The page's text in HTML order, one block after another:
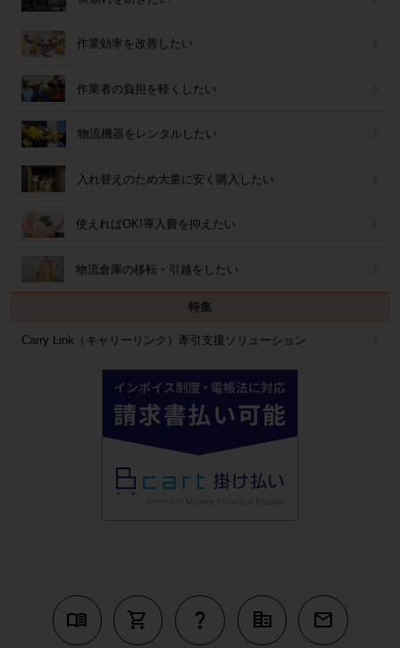
作業効率を改善したい
作業者の負担を軽くしたい
物流機器をレンタルしたい
入れ替えのため大量に安く購入したい
使えればOK!導入費を抑えたい
物流倉庫の移転・引越をしたい
特集
Carry Link（キャリーリンク）牽引支援ソリューション
menu_book shopping_cart question_mark corporate_fare mail